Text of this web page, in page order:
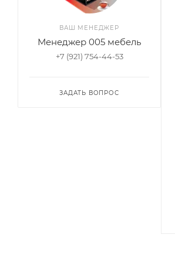
ВАШ МЕНЕДЖЕР
Менеджер 005 мебель
+7 (921) 754-44-53
ЗАДАТЬ ВОПРОС